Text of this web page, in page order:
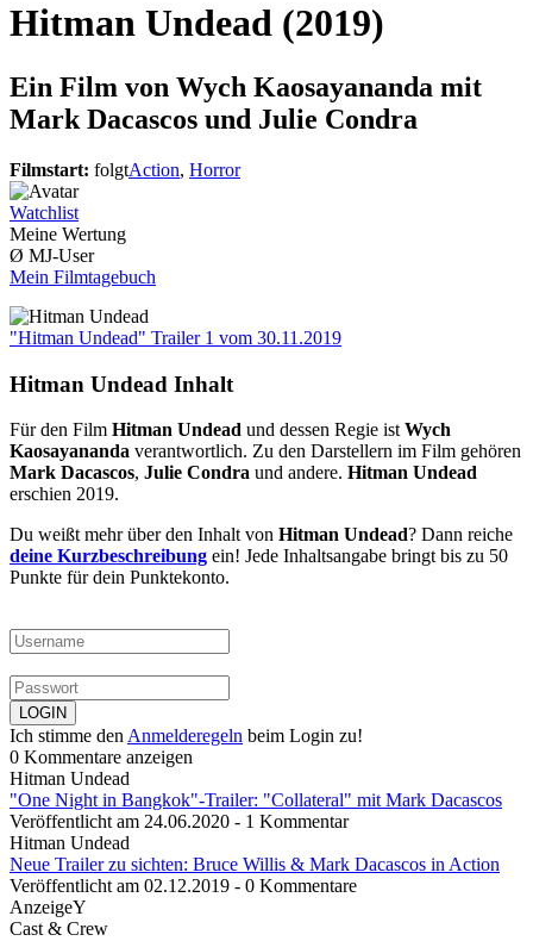
Hitman Undead (2019)
Ein Film von Wych Kaosayananda mit
Mark Dacascos und Julie Condra
Filmstart: folgtAction, Horror
Watchlist
Meine Wertung
Ø MJ-User
Mein Filmtagebuch
"Hitman Undead" Trailer 1 vom 30.11.2019
Hitman Undead Inhalt
Für den Film Hitman Undead und dessen Regie ist Wych
Kaosayananda verantwortlich. Zu den Darstellern im Film gehören
Mark Dacascos, Julie Condra und andere. Hitman Undead
erschien 2019.
Du weißt mehr über den Inhalt von Hitman Undead? Dann reiche
deine Kurzbeschreibung ein! Jede Inhaltsangabe bringt bis zu 50
Punkte für dein Punktekonto.
Ich stimme den Anmelderegeln beim Login zu!
0 Kommentare anzeigen
Hitman Undead
"One Night in Bangkok"-Trailer: "Collateral" mit Mark Dacascos
Veröffentlicht am 24.06.2020 - 1 Kommentar
Hitman Undead
Neue Trailer zu sichten: Bruce Willis & Mark Dacascos in Action
Veröffentlicht am 02.12.2019 - 0 Kommentare
AnzeigeY
Cast & Crew